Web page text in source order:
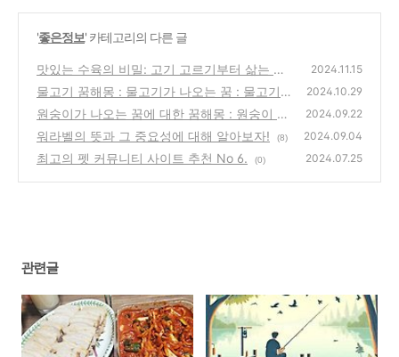
'좋은정보' 카테고리의 다른 글
맛있는 수육의 비밀: 고기 고르기부터 삶는 방
법까지
(0)
2024.11.15
물고기 꿈해몽 : 물고기가 나오는 꿈 : 물고기
꿈
(2)
2024.10.29
원숭이가 나오는 꿈에 대한 꿈해몽 : 원숭이 꿈
(1)
2024.09.22
워라벨의 뜻과 그 중요성에 대해 알아보자! (8) 2024.09.04
최고의 펫 커뮤니티 사이트 추천 No 6. (0) 2024.07.25
관련글